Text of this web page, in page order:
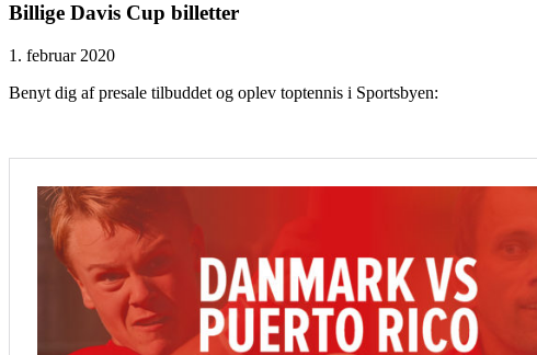
Billige Davis Cup billetter
1. februar 2020
Benyt dig af presale tilbuddet og oplev toptennis i Sportsbyen: